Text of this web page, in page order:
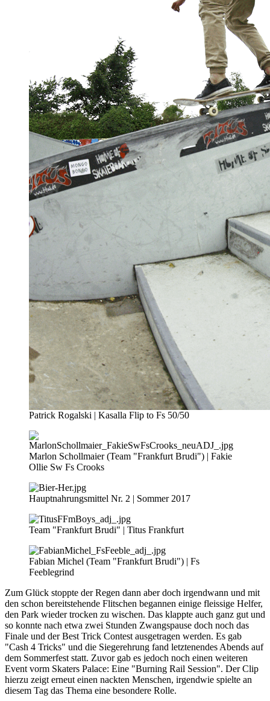
Patrick Rogalski | Kasalla Flip to Fs 50/50
Marlon Schollmaier (Team "Frankfurt Brudi") | Fakie
Ollie Sw Fs Crooks
Hauptnahrungsmittel Nr. 2 | Sommer 2017
Team "Frankfurt Brudi" | Titus Frankfurt
Fabian Michel (Team "Frankfurt Brudi") | Fs
Feeblegrind
Zum Glück stoppte der Regen dann aber doch irgendwann und mit
den schon bereitstehende Flitschen begannen einige fleissige Helfer,
den Park wieder trocken zu wischen. Das klappte auch ganz gut und
so konnte nach etwa zwei Stunden Zwangspause doch noch das
Finale und der Best Trick Contest ausgetragen werden. Es gab
"Cash 4 Tricks" und die Siegerehrung fand letztenendes Abends auf
dem Sommerfest statt. Zuvor gab es jedoch noch einen weiteren
Event vorm Skaters Palace: Eine "Burning Rail Session". Der Clip
hierzu zeigt erneut einen nackten Menschen, irgendwie spielte an
diesem Tag das Thema eine besondere Rolle.